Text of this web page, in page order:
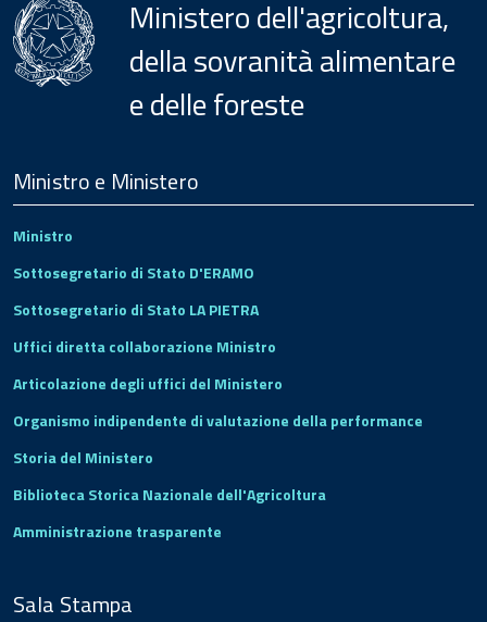
Ministero dell'agricoltura,
della sovranità alimentare
e delle foreste
Footer
Ministro e Ministero
Ministro
Sottosegretario di Stato D'ERAMO
Sottosegretario di Stato LA PIETRA
Uffici diretta collaborazione Ministro
Articolazione degli uffici del Ministero
Organismo indipendente di valutazione della performance
Storia del Ministero
Biblioteca Storica Nazionale dell'Agricoltura
Amministrazione trasparente
Sala Stampa